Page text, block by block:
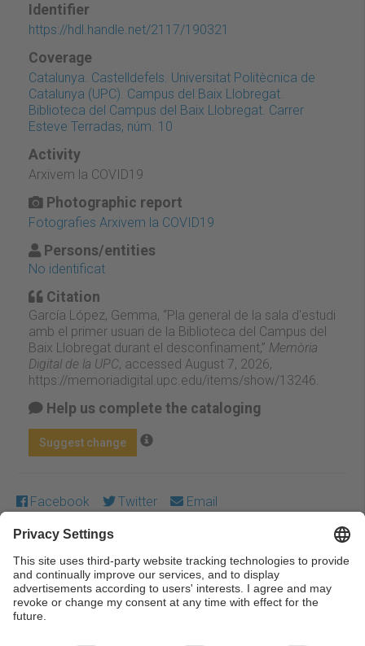
Identifier
https://hdl.handle.net/2117/190321
Coverage
Catalunya. Castelldefels. Universitat Politècnica de
Catalunya (UPC). Campus del Baix Llobregat.
Biblioteca del Campus del Baix Llobregat. Carrer
Esteve Terradas, núm. 10
Activity
Arxivem la COVID19
Photographic report
Fotografies Arxivem la COVID19
Persons/entities
No identificat
Citation
García López, Gemma, “Pla general de la sala d'estudi
amb el primer usuari de la Biblioteca del Campus del
Baix Llobregat durant el desconfinament,” Memòria
Digital de la UPC, accessed August 7, 2026,
https://memoriadigital.upc.edu/items/show/13246
Help us complete the cataloging
Suggest change
Facebook Twitter Email
Except where otherwise noted, content on this work is
licensed under a Creative Commons license:Attribution-
NonCommercial-NoDerivs 3.0 Spain